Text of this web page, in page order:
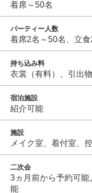
着席～50名
パーティー人数
着席2名～50名、立
持ち込み料
衣裳（有料）、引出物
宿泊施設
紹介可能
施設
メイク室、着付室、
二次会
3ヵ月前から予約可
能